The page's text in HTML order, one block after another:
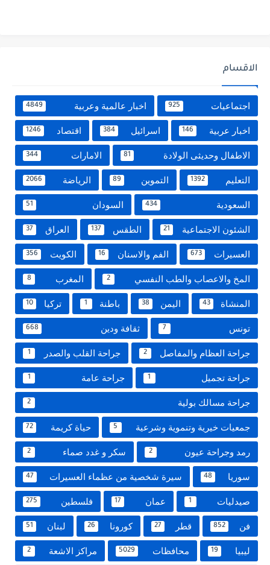
الاقسام
اجتماعيات 925 اخبار عالمية وعربية 4849
اخبار عربية 146 اسرائيل 384 اقتصاد 1246
الاطفال وحديثى الولادة 81 الامارات 344
التعليم 1392 التموين 89 الرياضة 2066
السعودية 434 السودان 51
الشئون الاجتماعية 21 الطقس 137 العراق 37
العسيرات 673 الفم والاسنان 16 الكويت 356
المخ والاعصاب والطب النفسي 2 المغرب 8
المنشاة 43 اليمن 38 باطنة 1 تركيا 10
تونس 7 ثقافة ودين 668
جراحة العظام والمفاصل 2 جراحة القلب والصدر 1
جراحة تجميل 1 جراحة عامة 1
جراحة مسالك بولية 2
جمعيات خيرية وتنموية وشرعية 5 حياة كريمة 72
رمد وجراحة عيون 2 سكر و غدد صماء 2
سوريا 48 سيرة شخصية من عظماء العسيرات 47
صيدليات 1 عمان 17 فلسطين 275
فن 852 قطر 27 كورونا 26 لبنان 51
ليبيا 19 محافظات 5029 مراكز الاشعة 2